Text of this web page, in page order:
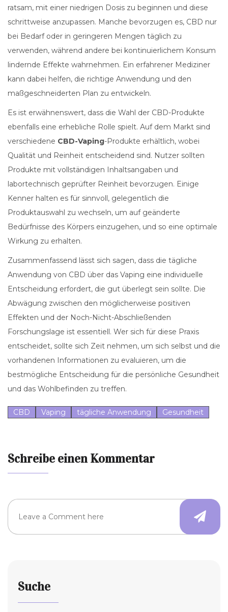
ratsam, mit einer niedrigen Dosis zu beginnen und diese
schrittweise anzupassen. Manche bevorzugen es, CBD nur
bei Bedarf oder in geringeren Mengen täglich zu
verwenden, während andere bei kontinuierlichem Konsum
lindernde Effekte wahrnehmen. Ein erfahrener Mediziner
kann dabei helfen, die richtige Anwendung und den
maßgeschneiderten Plan zu entwickeln.
Es ist erwähnenswert, dass die Wahl der CBD-Produkte
ebenfalls eine erhebliche Rolle spielt. Auf dem Markt sind
verschiedene CBD-Vaping-Produkte erhältlich, wobei
Qualität und Reinheit entscheidend sind. Nutzer sollten
Produkte mit vollständigen Inhaltsangaben und
labortechnisch geprüfter Reinheit bevorzugen. Einige
Kenner halten es für sinnvoll, gelegentlich die
Produktauswahl zu wechseln, um auf geänderte
Bedürfnisse des Körpers einzugehen, und so eine optimale
Wirkung zu erhalten.
Zusammenfassend lässt sich sagen, dass die tägliche
Anwendung von CBD über das Vaping eine individuelle
Entscheidung erfordert, die gut überlegt sein sollte. Die
Abwägung zwischen den möglicherweise positiven
Effekten und der Noch-Nicht-Abschließenden
Forschungslage ist essentiell. Wer sich für diese Praxis
entscheidet, sollte sich Zeit nehmen, um sich selbst und die
vorhandenen Informationen zu evaluieren, um die
bestmögliche Entscheidung für die persönliche Gesundheit
und das Wohlbefinden zu treffen.
CBD Vaping tägliche Anwendung Gesundheit
Schreibe einen Kommentar
Suche